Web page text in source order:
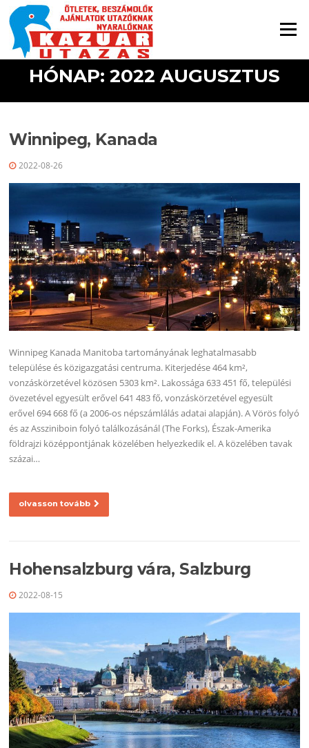
Ugrás a tartalomra
Menü
HÓNAP: 2022 AUGUSZTUS
Winnipeg, Kanada
2022-08-26
Winnipeg Kanada Manitoba tartományának leghatalmasabb
települése és közigazgatási centruma. Kiterjedése 464 km²,
vonzáskörzetével közösen 5303 km². Lakossága 633 451 fő, települési
övezetével egyesült erővel 641 483 fő, vonzáskörzetével egyesült
erővel 694 668 fő (a 2006-os népszámlálás adatai alapján). A Vörös folyó
és az Assziniboin folyó találkozásánál (The Forks), Észak-Amerika
földrajzi középpontjának közelében helyezkedik el. A közelében tavak
százai…
olvasson tovább
Hohensalzburg vára, Salzburg
2022-08-15